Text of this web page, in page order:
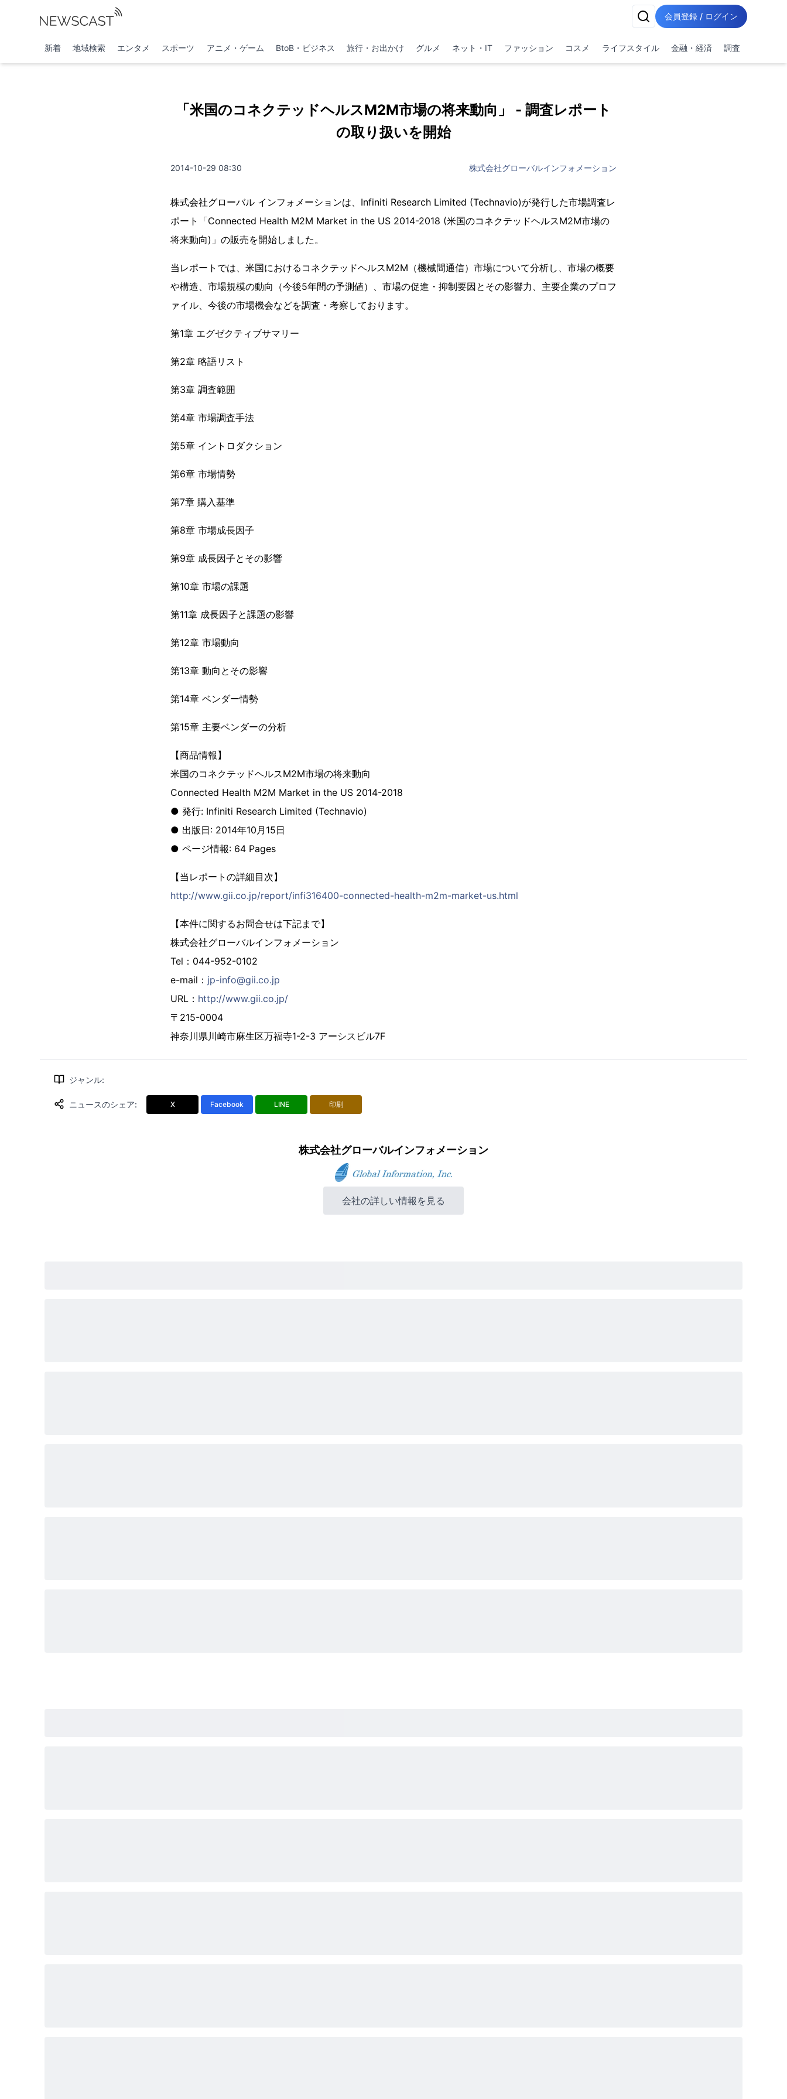
会員登録 / ログイン
新着 地域検索 エンタメ スポーツ アニメ・ゲーム BtoB・ビジネス 旅行・お出かけ グルメ ネット・IT ファッション コスメ ライフスタイル 金融・経済 調査
「米国のコネクテッドヘルスM2M市場の将来動向」 - 調査レポート
の取り扱いを開始
2014-10-29 08:30 株式会社グローバルインフォメーション
株式会社グローバル インフォメーションは、Infiniti Research Limited (Technavio)が発行した市場調査レ
ポート「Connected Health M2M Market in the US 2014-2018 (米国のコネクテッドヘルスM2M市場の
将来動向)」の販売を開始しました。
当レポートでは、米国におけるコネクテッドヘルスM2M（機械間通信）市場について分析し、市場の概要
や構造、市場規模の動向（今後5年間の予測値）、市場の促進・抑制要因とその影響力、主要企業のプロフ
ァイル、今後の市場機会などを調査・考察しております。
第1章 エグゼクティブサマリー
第2章 略語リスト
第3章 調査範囲
第4章 市場調査手法
第5章 イントロダクション
第6章 市場情勢
第7章 購入基準
第8章 市場成長因子
第9章 成長因子とその影響
第10章 市場の課題
第11章 成長因子と課題の影響
第12章 市場動向
第13章 動向とその影響
第14章 ベンダー情勢
第15章 主要ベンダーの分析
【商品情報】
米国のコネクテッドヘルスM2M市場の将来動向
Connected Health M2M Market in the US 2014-2018
● 発行: Infiniti Research Limited (Technavio)
● 出版日: 2014年10月15日
● ページ情報: 64 Pages
【当レポートの詳細目次】
http://www.gii.co.jp/report/infi316400-connected-health-m2m-market-us.html
【本件に関するお問合せは下記まで】
株式会社グローバルインフォメーション
Tel：044-952-0102
e-mail： jp-info@gii.co.jp
URL： http://www.gii.co.jp/
〒215-0004
神奈川県川崎市麻生区万福寺1-2-3 アーシスビル7F
ジャンル:
ニュースのシェア: X Facebook LINE 印刷
株式会社グローバルインフォメーション
会社の詳しい情報を見る